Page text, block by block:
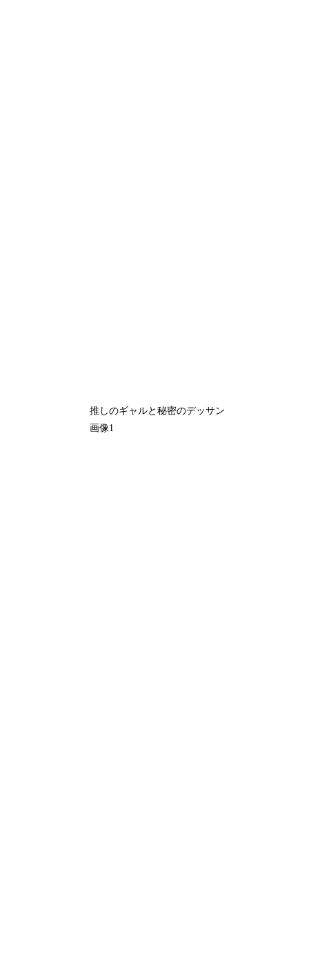
推しのギャルと秘密のデッサン
画像1